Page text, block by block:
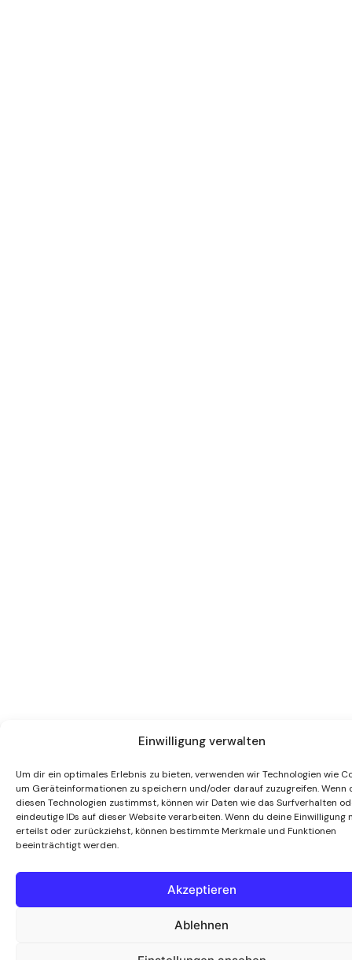
Einwilligung verwalten
Um dir ein optimales Erlebnis zu bieten, verwenden wir Technologien wie
um Geräteinformationen zu speichern und/oder darauf zuzugreifen. Wenn
diesen Technologien zustimmst, können wir Daten wie das Surfverhalten
eindeutige IDs auf dieser Website verarbeiten. Wenn du deine Einwilligung
erteilst oder zurückziehst, können bestimmte Merkmale und Funktionen
beeinträchtigt werden.
Akzeptieren
Ablehnen